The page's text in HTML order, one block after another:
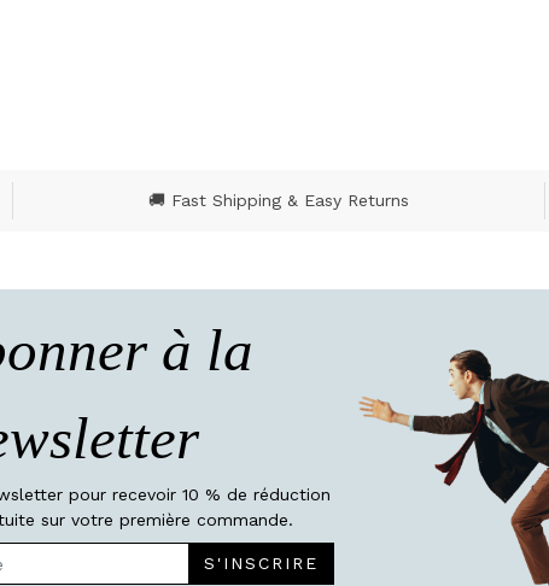
🚚 Fast Shipping & Easy Returns
à la
pour recevoir 10 % de réduction
sur votre première commande.
S'INSCRIRE